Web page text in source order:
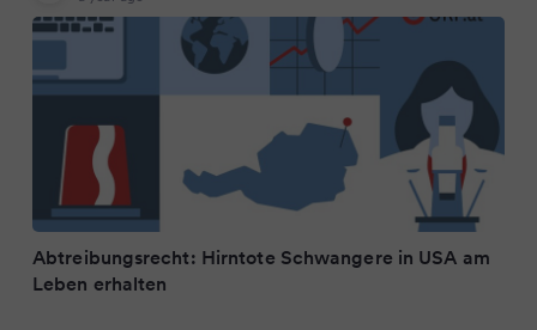
Abtreibungsrecht: Hirntote Schwangere in USA am
Leben erhalten